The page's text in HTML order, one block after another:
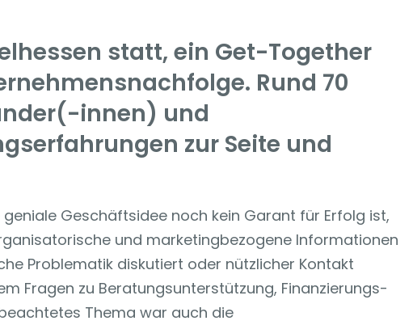
statt, ein Get-Together
Rund 70
innen) und
zur Seite und
Geschäftsidee noch kein Garant für Erfolg ist,
und marketingbezogene Informationen
Problematik diskutiert oder nützlicher Kontakt
Fragen zu Beratungsunterstützung, Finanzierungs-
Thema war auch die